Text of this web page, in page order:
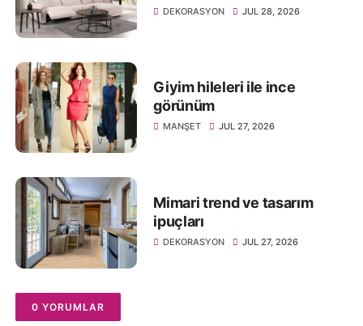
DEKORASYON JUL 28, 2026
Giyim hileleri ile ince
görünüm
MANŞET JUL 27, 2026
Mimari trend ve tasarım
ipuçları
DEKORASYON JUL 27, 2026
0 YORUMLAR